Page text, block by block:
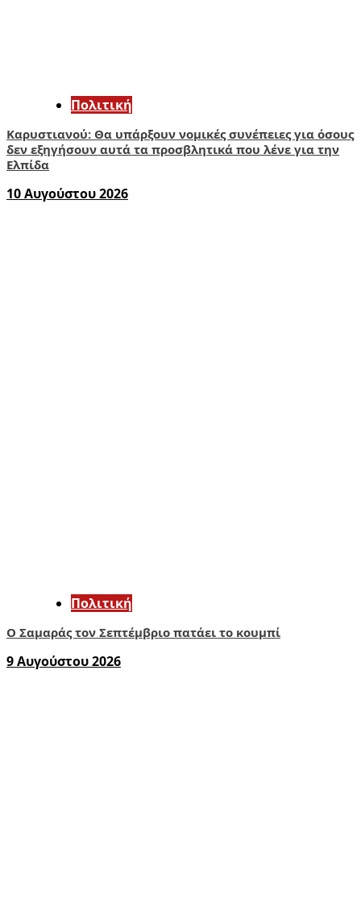
Πολιτική
Καρυστιανού: Θα υπάρξουν νομικές συνέπειες για όσους
δεν εξηγήσουν αυτά τα προσβλητικά που λένε για την
Ελπίδα
10 Αυγούστου 2026
Πολιτική
Ο Σαμαράς τον Σεπτέμβριο πατάει το κουμπί
9 Αυγούστου 2026